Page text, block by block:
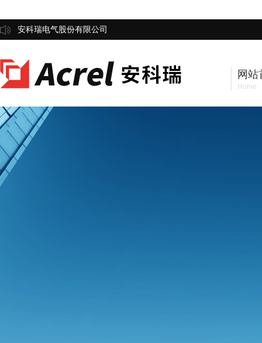
安科瑞电气股份有限公司
网站
Home